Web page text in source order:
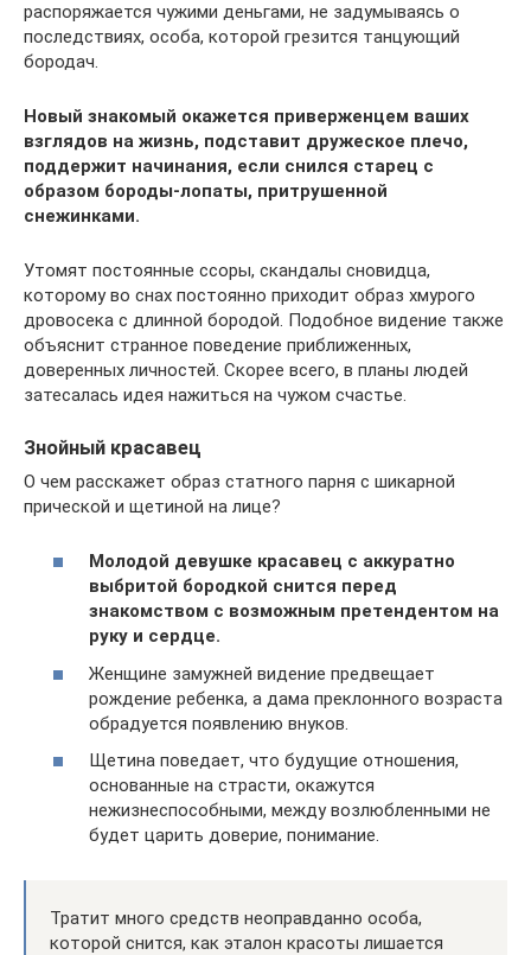
распоряжается чужими деньгами, не задумываясь о
последствиях, особа, которой грезится танцующий
бородач.
Новый знакомый окажется приверженцем ваших
взглядов на жизнь, подставит дружеское плечо,
поддержит начинания, если снился старец с
образом бороды-лопаты, притрушенной
снежинками.
Утомят постоянные ссоры, скандалы сновидца,
которому во снах постоянно приходит образ хмурого
дровосека с длинной бородой. Подобное видение также
объяснит странное поведение приближенных,
доверенных личностей. Скорее всего, в планы людей
затесалась идея нажиться на чужом счастье.
Знойный красавец
О чем расскажет образ статного парня с шикарной
прической и щетиной на лице?
Молодой девушке красавец с аккуратно
выбритой бородкой снится перед
знакомством с возможным претендентом на
руку и сердце.
Женщине замужней видение предвещает
рождение ребенка, а дама преклонного возраста
обрадуется появлению внуков.
Щетина поведает, что будущие отношения,
основанные на страсти, окажутся
нежизнеспособными, между возлюбленными не
будет царить доверие, понимание.
Тратит много средств неоправданно особа,
которой снится, как эталон красоты лишается